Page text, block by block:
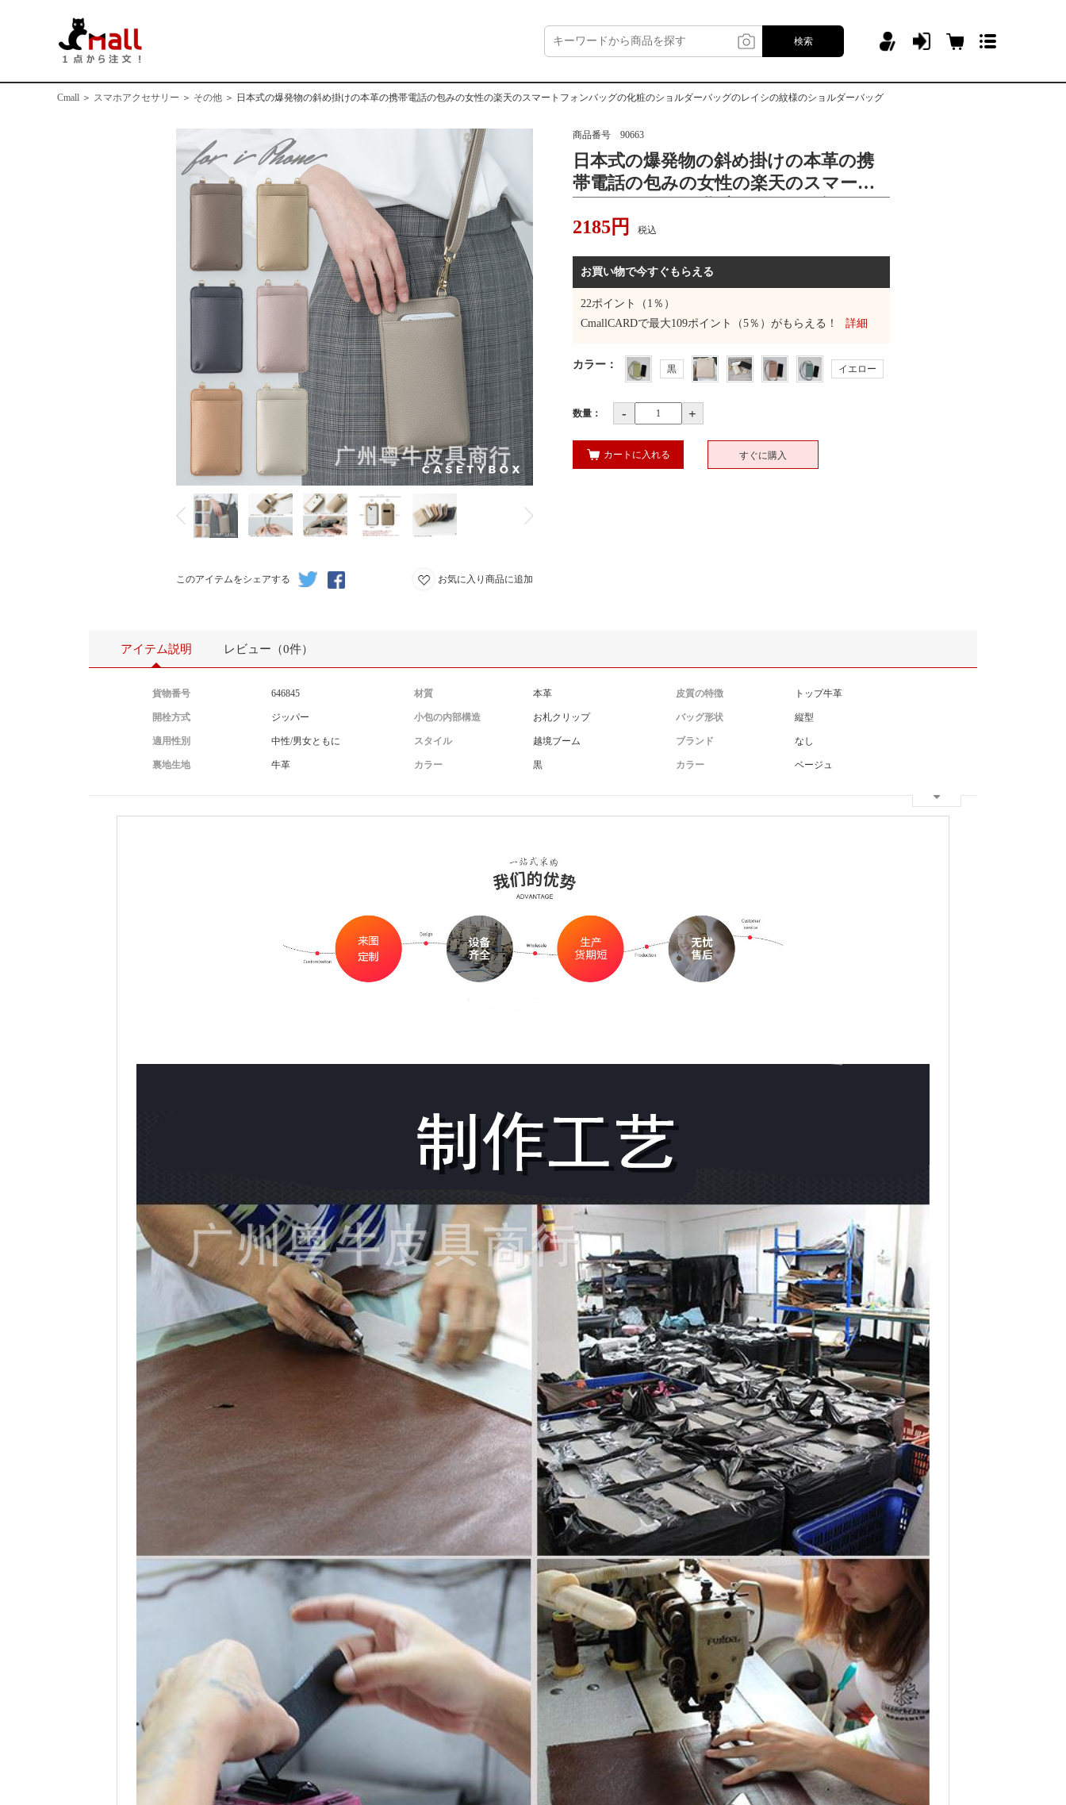
検索
Cmall ＞ スマホアクセサリー ＞ その他 ＞ 日本式の爆発物の斜め掛けの本革の携帯電話の包みの女性の楽天のスマートフォンバッグの化粧のショルダーバッグのレイシの紋様のショルダーバッグ
このアイテムをシェアする お気に入り商品に追加
商品番号 90663
日本式の爆発物の斜め掛けの本革の携
帯電話の包みの女性の楽天のスマート
グのレイシの紋様のショルダーバッグ
2185円 税込
お買い物で今すぐもらえる
22ポイント（1％）
CmallCARDで最大109ポイント（5％）がもらえる！ 詳細
カラー ： 黒 イエロー
数量： - +
カートに入れる すぐに購入
アイテム説明 レビュー（0件）
貨物番号 646845 材質 本革 皮質の特徴 トップ牛革
開栓方式 ジッパー 小包の内部構造 お札クリップ バッグ形状 縦型
適用性別 中性/男女ともに スタイル 越境ブーム ブランド なし
裏地生地 牛革 カラー 黒 カラー ベージュ